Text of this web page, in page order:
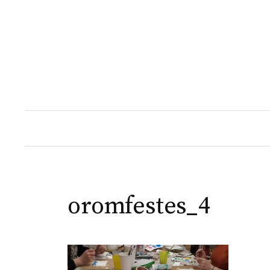
oromfestes_4